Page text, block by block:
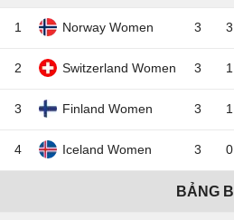
1 Norway Women 3 3
2 Switzerland Women 3 1
3 Finland Women 3 1
4 Iceland Women 3 0
BẢNG B